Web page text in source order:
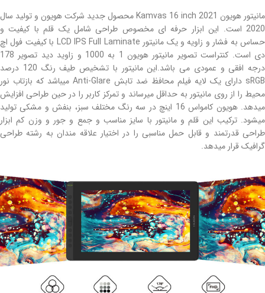
مانیتور هویون Kamvas 16 inch 2021 محصول جدید شرکت هویون و تولید سال
2020 است. این ابزار حرفه ای مخصوص طراحی شامل یک قلم با کیفیت و
حساس به فشار و زاویه و یک مانیتور LCD IPS Full Laminate با کیفیت فول اچ
دی است. کنتراست تصویر مانیتور هویون 1 به 1000 و زاوید دید تصویر 178
درجه افقی و عمودی می باشد.این مانیتور با تشخیص طیف رنگ 120 درصد
sRGB دارای یک لایه فیلم محافظ ضد تابش Anti-Glare میباشد که بازتاب نور
محیط را از روی مانیتور به حداقل میرساند و تمرکز کاربر را در حین طراحی افزایش
میدهد. هویون کامواس 16 اینچ در سه رنگ مختلف سبز، بنفش و مشکی تولید
میشود. ترکیب این قلم و مانیتور با سایز مناسب و جمع و جور و وزن کم ابزار
طراحی قدرتمند و قابل حمل مناسبی را در اختیار علاقه مندان به رشته طراحی
گرافیک قرار میدهد.